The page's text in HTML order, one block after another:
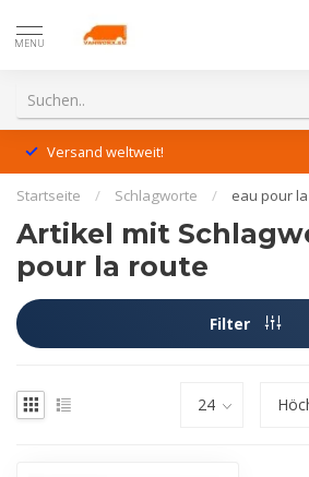
MENU
Versand weltweit!
Startseite / Schlagworte / eau pour
Artikel mit
pour la route
Filter